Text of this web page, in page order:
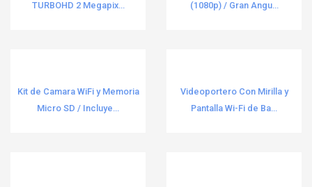
TURBOHD 2 Megapix... (1080p) / Gran Angu...
Kit de Camara WiFi y Memoria
Micro SD / Incluye...
Videoportero Con Mirilla y
Pantalla Wi-Fi de Ba...